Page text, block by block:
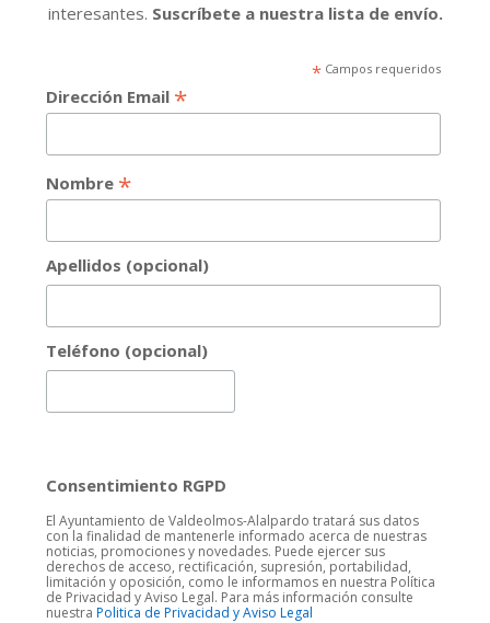
interesantes. Suscríbete a nuestra lista de envío.
*Campos requeridos
Dirección Email *
Nombre *
Apellidos (opcional)
Teléfono (opcional)
Consentimiento RGPD
El Ayuntamiento de Valdeolmos-Alalpardo tratará sus datos
con la finalidad de mantenerle informado acerca de nuestras
noticias, promociones y novedades. Puede ejercer sus
derechos de acceso, rectificación, supresión, portabilidad,
limitación y oposición, como le informamos en nuestra Política
de Privacidad y Aviso Legal. Para más información consulte
nuestra Politica de Privacidad y Aviso Legal